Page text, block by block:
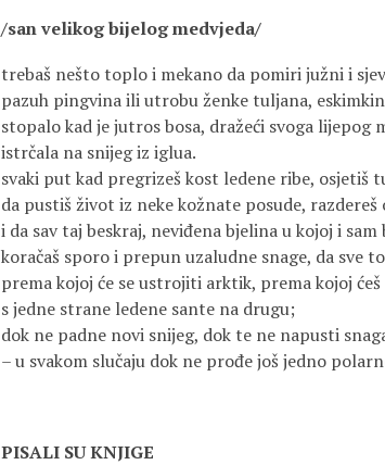
/san velikog bijelog medvjeda/
trebaš nešto toplo i mekano da pomiri južni i
pazuh pingvina ili utrobu ženke tuljana,
stopalo kad je jutros bosa, dražeći svoga lijepog
istrčala na snijeg iz iglua.
svaki put kad pregrizeš kost ledene ribe, osjetiš
da pustiš život iz neke kožnate posude,
i da sav taj beskraj, neviđena bjelina u kojoj i
koračaš sporo i prepun uzaludne snage, da sve
prema kojoj će se ustrojiti arktik, prema kojoj
s jedne strane ledene sante na drugu;
dok ne padne novi snijeg, dok te ne napusti
– u svakom slučaju dok ne prođe još jedno
PISALI SU KNJIGE